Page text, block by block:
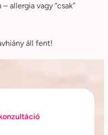
allergia vagy “csak”
áll fent!